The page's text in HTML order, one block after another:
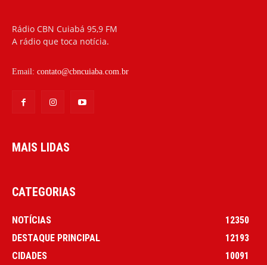
Rádio CBN Cuiabá 95,9 FM
A rádio que toca notícia.
Email: contato@cbncuiaba.com.br
MAIS LIDAS
CATEGORIAS
NOTÍCIAS
12350
DESTAQUE PRINCIPAL
12193
CIDADES
10091